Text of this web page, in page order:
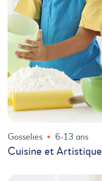
Gosselies 6-13 ans
Cuisine et Artistique